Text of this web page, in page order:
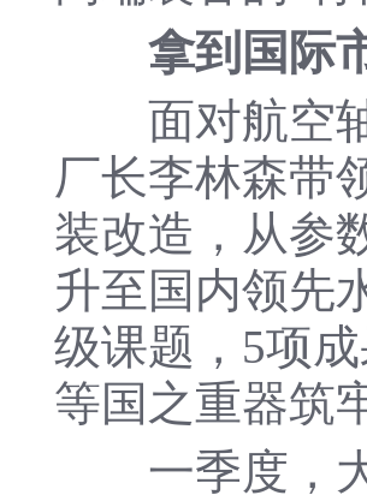
拿到国际
面对航空轴
厂长李林森带
装改造，从参
升至国内领先
级课题，5项
等国之重器筑
一季度，大